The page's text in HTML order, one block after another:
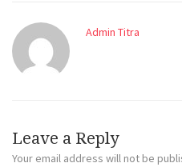
Admin Titra
Leave a Reply
Your email address will not be